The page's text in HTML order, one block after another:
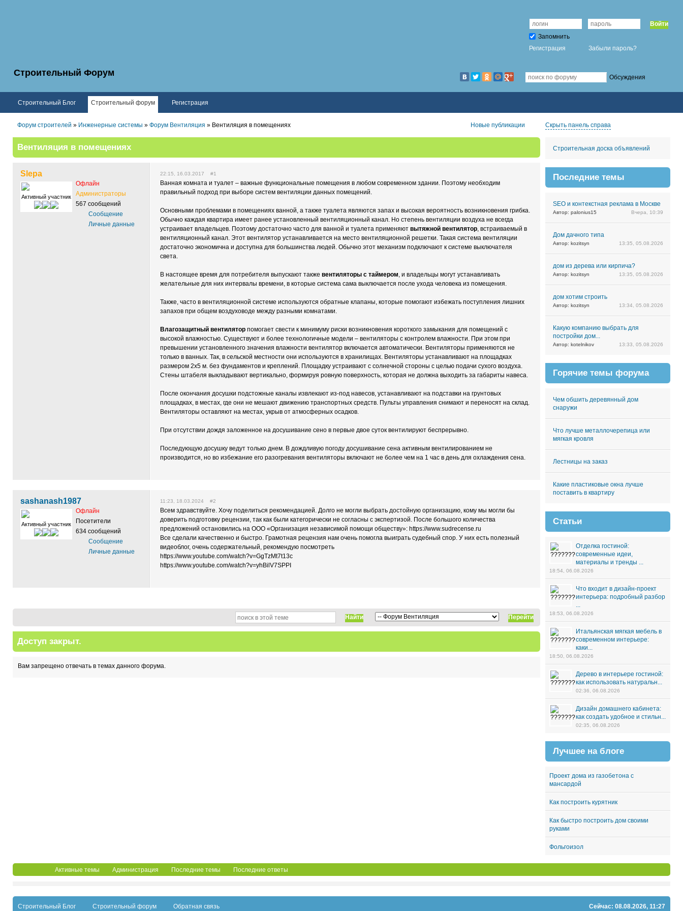
Строительный Форум
Строительный Блог Строительный форум Регистрация
Войти
Запомнить
Регистрация
Забыли пароль?
Обсуждения
Форум строителей » Инженерные системы » Форум Вентиляция » Вентиляция в помещениях Новые публикации Скрыть панель справа
Вентиляция в помещениях
Slepa
Активный участник
Офлайн
Администраторы
567 сообщений
Сообщение
Личные данные
22:15, 16.03.2017 #1
Ванная комната и туалет – важные функциональные помещения в любом современном здании. Поэтому необходим
правильный подход при выборе систем вентиляции данных помещений.
Основными проблемами в помещениях ванной, а также туалета являются запах и высокая вероятность возникновения грибка.
Обычно каждая квартира имеет ранее установленный вентиляционный канал. Но степень вентиляции воздуха не всегда
устраивает владельцев. Поэтому достаточно часто для ванной и туалета применяют вытяжной вентилятор, встраиваемый в
вентиляционный канал. Этот вентилятор устанавливается на место вентиляционной решетки. Такая система вентиляции
достаточно экономична и доступна для большинства людей. Обычно этот механизм подключают к системе выключателя
света.
В настоящее время для потребителя выпускают также вентиляторы с таймером, и владельцы могут устанавливать
желательные для них интервалы времени, в которые система сама выключается после ухода человека из помещения.
Также, часто в вентиляционной системе используются обратные клапаны, которые помогают избежать поступления лишних
запахов при общем воздуховоде между разными комнатами.
Влагозащитный вентилятор помогает свести к минимуму риски возникновения короткого замыкания для помещений с
высокой влажностью. Существуют и более технологичные модели – вентиляторы с контролем влажности. При этом при
превышении установленного значения влажности вентилятор включается автоматически. Вентиляторы применяются не
только в ванных. Так, в сельской местности они используются в хранилищах. Вентиляторы устанавливают на площадках
размером 2х5 м. без фундаментов и креплений. Площадку устраивают с солнечной стороны с целью подачи сухого воздуха.
Стены штабеля выкладывают вертикально, формируя ровную поверхность, которая не должна выходить за габариты навеса.
После окончания досушки подстожные каналы извлекают из-под навесов, устанавливают на подставки на грунтовых
площадках, в местах, где они не мешают движению транспортных средств. Пульты управления снимают и переносят на склад.
Вентиляторы оставляют на местах, укрыв от атмосферных осадков.
При отсутствии дождя заложенное на досушивание сено в первые двое суток вентилируют беспрерывно.
Последующую досушку ведут только днем. В дождливую погоду досушивание сена активным вентилированием не
производится, но во избежание его разогревания вентиляторы включают не более чем на 1 час в день для охлаждения сена.
sashanash1987
Активный участник
Офлайн
Посетители
634 сообщений
Сообщение
Личные данные
11:23, 18.03.2024 #2
Всем здравствуйте. Хочу поделиться рекомендацией. Долго не могли выбрать достойную организацию, кому мы могли бы
доверить подготовку рецензии, так как были категорически не согласны с экспертизой. После большого количества
предложений остановились на ООО «Организация независимой помощи обществу»: https://www.sudrecense.ru
Все сделали качественно и быстро. Грамотная рецензия нам очень помогла выиграть судебный спор. У них есть полезный
видеоблог, очень содержательный, рекомендую посмотреть
https://www.youtube.com/watch?v=GgTzMt7t13c
https://www.youtube.com/watch?v=yhBilV7SPPI
Перейти
Найти
Доступ закрыт.
Вам запрещено отвечать в темах данного форума.
Строительная доска объявлений
Последние темы
SEO и контекстная реклама в Москве
Автор: palonius15 Вчера, 10:39
Дом дачного типа
Автор: kozitsyn 13:35, 05.08.2026
дом из дерева или кирпича?
Автор: kozitsyn 13:35, 05.08.2026
дом хотим строить
Автор: kozitsyn 13:34, 05.08.2026
Какую компанию выбрать для
постройки дом...
Автор: kotelnikov 13:33, 05.08.2026
Горячие темы форума
Чем обшить деревянный дом
снаружи
Что лучше металлочерепица или
мягкая кровля
Лестницы на заказ
Какие пластиковые окна лучше
поставить в квартиру
Статьи
Отделка гостиной:
современные идеи,
материалы и тренды ...
18:54, 06.08.2026
Что входит в дизайн-проект
интерьера: подробный разбор
...
18:53, 06.08.2026
Итальянская мягкая мебель в
современном интерьере:
каки...
18:50, 06.08.2026
Дерево в интерьере гостиной:
как использовать натуральн...
02:36, 06.08.2026
Дизайн домашнего кабинета:
как создать удобное и стильн...
02:35, 06.08.2026
Лучшее на блоге
Проект дома из газобетона с
мансардой
Как построить курятник
Как быстро построить дом своими
руками
Фольгоизол
Активные темы Администрация Последние темы Последние ответы
Строительный Блог Строительный форум Обратная связь Сейчас: 08.08.2026, 11:27